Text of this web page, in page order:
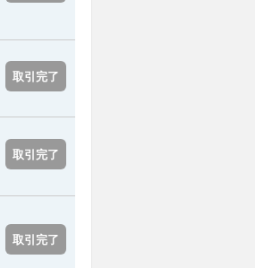
取引完了
取引完了
取引完了